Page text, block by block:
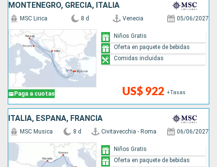
MONTENEGRO, GRECIA, ITALIA
Paga a cuotas
MSC Lirica 8 d Venecia 05/06/2027
US$ 922 +Tasas
Niños Gratis
Oferta en paquete de bebidas
Comidas incluidas
ITALIA, ESPAÑA, FRANCIA
MSC Musica 8 d Civitavecchia - Roma 06/06/2027
Niños Gratis
Oferta en paquete de bebidas